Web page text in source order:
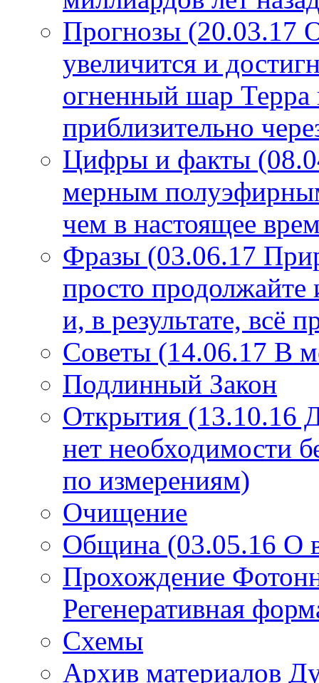
Прогнозы (20.03.17
увеличится и
огненный шар Терра
приблизительно
Цифры и факты
мерным
чем в настоящее
Фразы (03.06.17
просто продолжайте
и, в результате, всё
Советы (14.06.17 В
Подлинный Закон
Открытия (13.10.16
нет необходимости
по измерениям)
Очищение
Община (03.05.16 О
Прохождение
Регенеративная
Схемы
Архив материалов